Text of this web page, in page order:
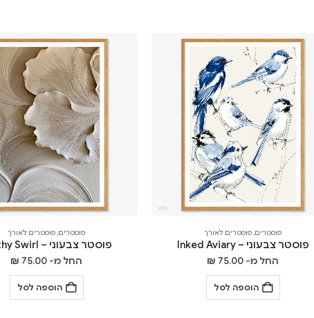
פוסטרים,פוסטרים לאורך
פוסטר צבעוני – Inked Aviary
החל מ- ₪ 75.00
הוספה לסל
פוסטרים,פוסטרים לאורך
פוסטר צבעוני – Earthy Swirl
החל מ- ₪ 75.00
הוספה לסל